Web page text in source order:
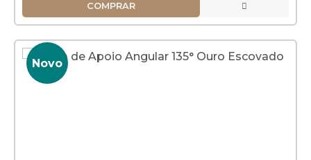
COMPRAR
Novo